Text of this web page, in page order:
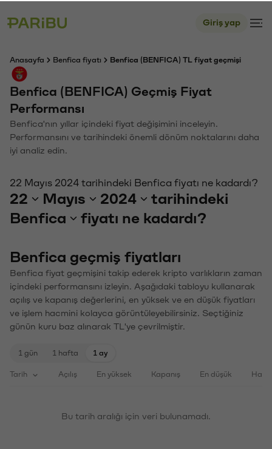
Giriş yap
Anasayfa Benfica fiyatı Benfica (BENFICA) TL fiyat geçmişi
Benfica (BENFICA) Geçmiş Fiyat
Performansı
Benfica'nın yıllar içindeki fiyat değişimini inceleyin.
Performansını ve tarihindeki önemli dönüm noktalarını daha
iyi analiz edin.
22 Mayıs 2024 tarihindeki Benfica fiyatı ne kadardı?
22 Mayıs 2024
tarihindeki
Benfica
fiyatı ne kadardı?
Benfica geçmiş fiyatları
Benfica fiyat geçmişini takip ederek kripto varlıkların zaman
içindeki performansını izleyin. Aşağıdaki tabloyu kullanarak
açılış ve kapanış değerlerini, en yüksek ve en düşük fiyatları
ve işlem hacmini kolayca görüntüleyebilirsiniz. Seçtiğiniz
günün kuru baz alınarak TL'ye çevrilmiştir.
1 gün 1 hafta 1 ay
Tarih Açılış En yüksek Kapanış En düşük
Bu tarih aralığı için veri bulunamadı.